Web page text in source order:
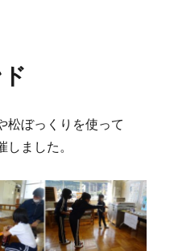
松ぼっくりを使って
しました。